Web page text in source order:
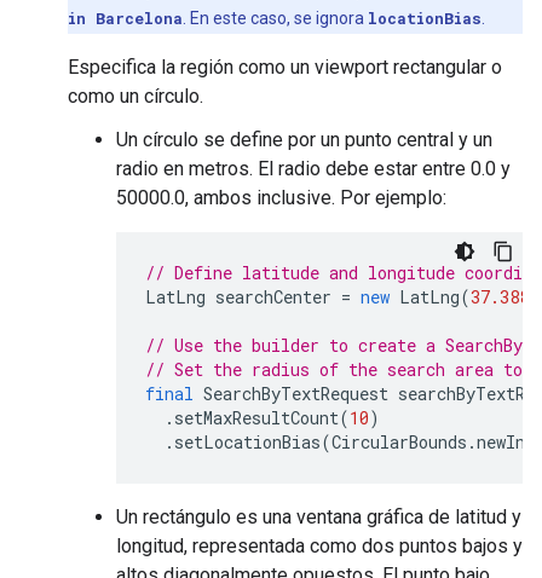
in Barcelona . En este caso, se ignora locationBias
Especifica la región como un viewport rectangular o
como un círculo.
Un círculo se define por un punto central y un
radio en metros. El radio debe estar entre 0.0 y
50000.0, ambos inclusive. Por ejemplo:
// Define latitude and longitude
LatLng searchCenter = new LatLng(
// Use the builder to create a
// Set the radius of the search area to
final SearchByTextRequest
. setMaxResultCount(10)
. setLocationBias(CircularBounds .
Un rectángulo es una ventana gráfica de latitud y
longitud, representada como dos puntos bajos y